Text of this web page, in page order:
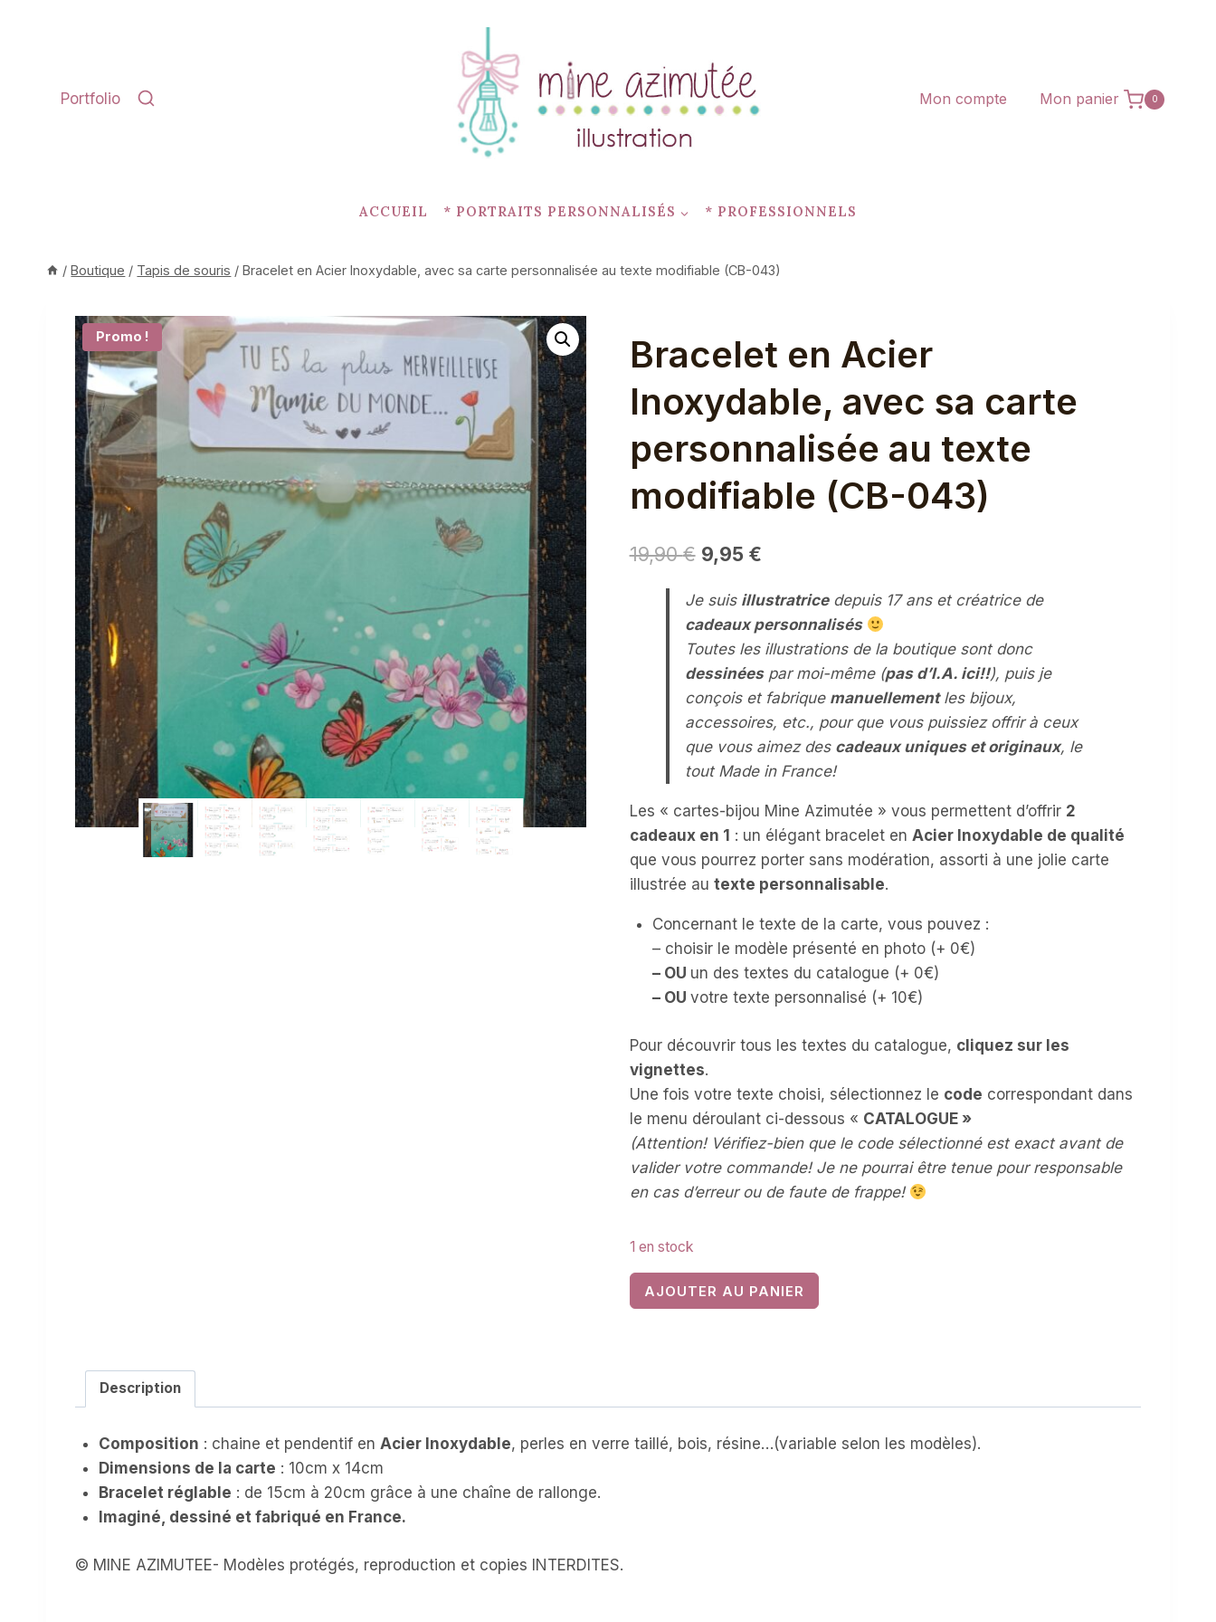
Portfolio Mon compte Mon panier 0
ACCUEIL * PORTRAITS PERSONNALISÉS * PROFESSIONNELS
/ Boutique / Tapis de souris / Bracelet en Acier Inoxydable, avec sa carte personnalisée au texte modifiable (CB-043)
Promo !
Bracelet en Acier
Inoxydable, avec sa carte
personnalisée au texte
modifiable (CB-043)
19,90€ Le
initial
était :
19,90 €.
9,95 €Le
est :
9,95 €.
Je suis illustratricedepuis 17 ans et créatrice de
cadeaux personnalisés
Toutes les illustrations de la boutique sont donc
dessinéespar moi-même (pas d’I.A. ici!!), puis je
conçois et fabrique manuellementles bijoux,
accessoires, etc., pour que vous puissiez offrir à ceux
que vous aimez des cadeaux uniques et originaux, le
tout Made in France!
Les « cartes-bijou Mine Azimutée » vous permettent d’offrir 2
cadeaux en 1 : un élégant bracelet en Acier Inoxydable de qualité
que vous pourrez porter sans modération, assorti à une jolie carte
illustrée au texte personnalisable.
Concernant le texte de la carte, vous pouvez :
– choisir le modèle présenté en photo (+ 0€)
– OU un des textes du catalogue (+ 0€)
– OUvotre texte personnalisé (+ 10€)
Pour découvrir tous les textes du catalogue, cliquez sur les
vignettes.
Une fois votre texte choisi, sélectionnez le code correspondant dans
le menu déroulant ci-dessous « CATALOGUE »
(Attention! Vérifiez-bien que le code sélectionné est exact avant de
valider votre commande! Je ne pourrai être tenue pour responsable
en cas d’erreur ou de faute de frappe!
1 en stock
quantité
de
Inoxydable,
sa
AJOUTER AU PANIER
Description
Composition : chaine et pendentif en Acier Inoxydable, perles en verre taillé, bois, résine…(variable selon les modèles).
Dimensions de la carte : 10cm x 14cm
Bracelet réglable : de 15cm à 20cm grâce à une chaîne de rallonge.
Imaginé, dessiné et fabriqué en France.
© MINE AZIMUTEE- Modèles protégés, reproduction et copies INTERDITES.